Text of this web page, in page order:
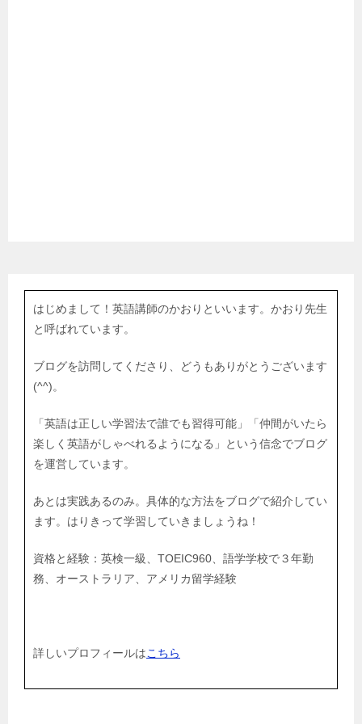
はじめまして！英語講師のかおりといいます。かおり先生
と呼ばれています。
ブログを訪問してくださり、どうもありがとうございます
(^^)。
「英語は正しい学習法で誰でも習得可能」「仲間がいたら
楽しく英語がしゃべれるようになる」という信念でブログ
を運営しています。
あとは実践あるのみ。具体的な方法をブログで紹介してい
ます。はりきって学習していきましょうね！
資格と経験：英検一級、TOEIC960、語学学校で３年勤
務、オーストラリア、アメリカ留学経験
詳しいプロフィールはこちら